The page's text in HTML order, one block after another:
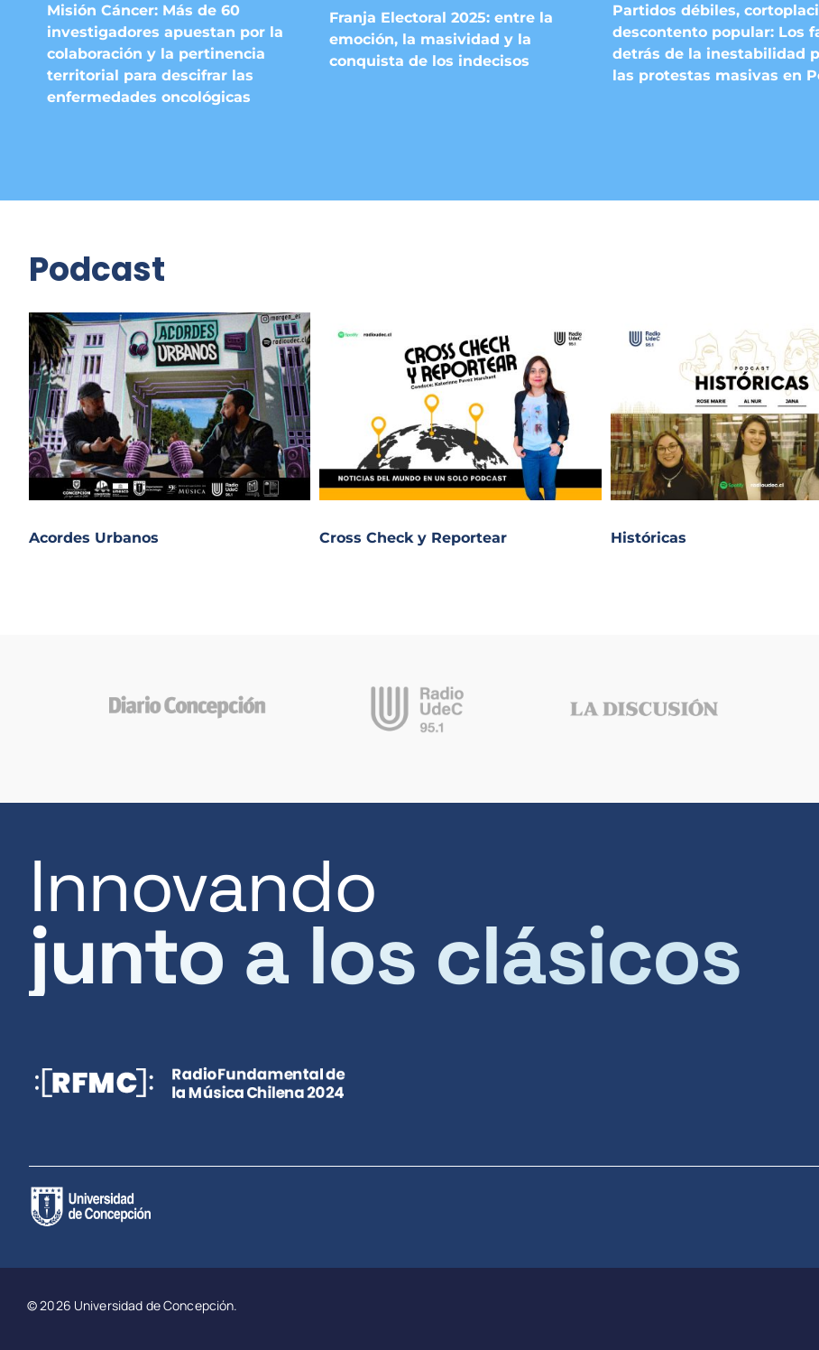
Misión Cáncer: Más de 60
investigadores apuestan por la
colaboración y la pertinencia
territorial para descifrar las
enfermedades oncológicas
Franja Electoral 2025: entre la
emoción, la masividad y la
conquista de los indecisos
Partidos débiles,
descontento popular: Los
detrás de la inestabilidad
las protestas masivas en
Podcast
Acordes Urbanos Cross Check y Reportear Históricas
Innovando
junto a los clásicos
© 2026 Universidad de Concepción.